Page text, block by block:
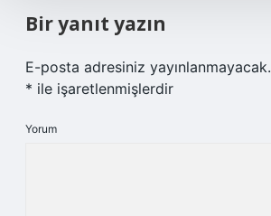
Bir yanıt yazın
E-posta adresiniz yayınlanmayacak.
* ile işaretlenmişlerdir
Yorum